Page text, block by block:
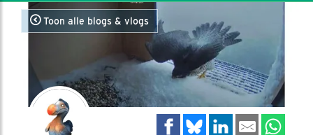
Toon alle blogs & vlogs